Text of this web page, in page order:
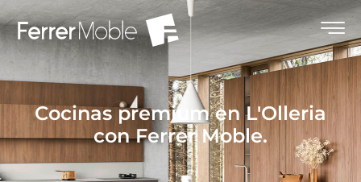
Cocinas premium en L'Olleria
con Ferrer Moble.